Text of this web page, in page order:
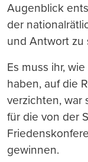
Augenblick
der
und Antwort zu
Es muss ihr,
haben, auf die
verzichten, war
für die von der
gewinnen.